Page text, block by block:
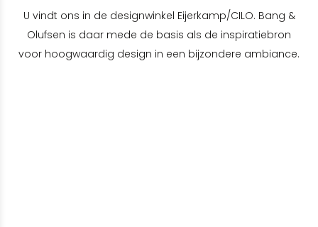
U vindt ons in de designwinkel Eijerkamp/CILO. Bang &
Olufsen is daar mede de basis als de inspiratiebron
voor hoogwaardig design in een bijzondere ambiance.